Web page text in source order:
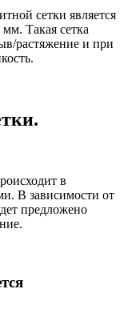
сетки является
Такая сетка
растяжение и при
в
В зависимости от
предложено